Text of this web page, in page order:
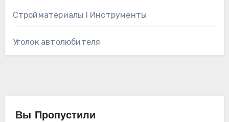
Стройматериалы l Инструменты
Уголок автолюбителя
Вы Пропустили